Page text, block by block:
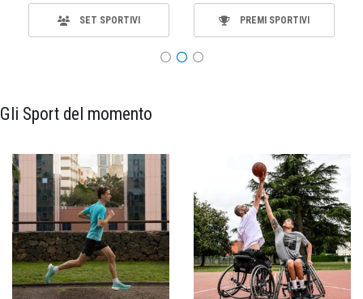
SET SPORTIVI PREMI SPORTIVI
Gli Sport del momento